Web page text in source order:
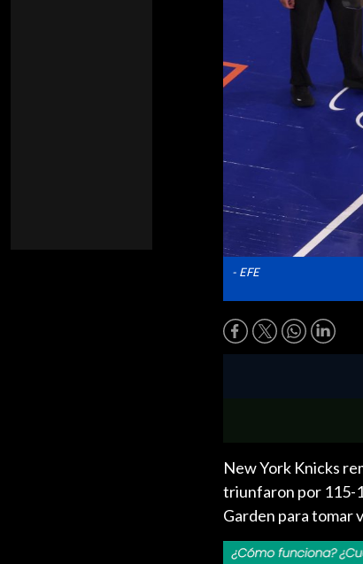
- EFE
New York Knicks
triunfaron por 115-
Garden para tomar